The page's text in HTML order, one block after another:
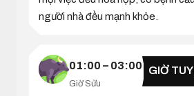
người nhà đều mạnh khỏe.
01:00 – 03:00
Giờ Sửu
GIỜ